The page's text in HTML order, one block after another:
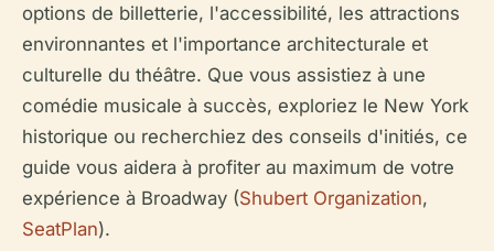
options de billetterie, l'accessibilité, les attractions
environnantes et l'importance architecturale et
culturelle du théâtre. Que vous assistiez à une
comédie musicale à succès, exploriez le New York
historique ou recherchiez des conseils d'initiés, ce
guide vous aidera à profiter au maximum de votre
expérience à Broadway (Shubert Organization,
SeatPlan).